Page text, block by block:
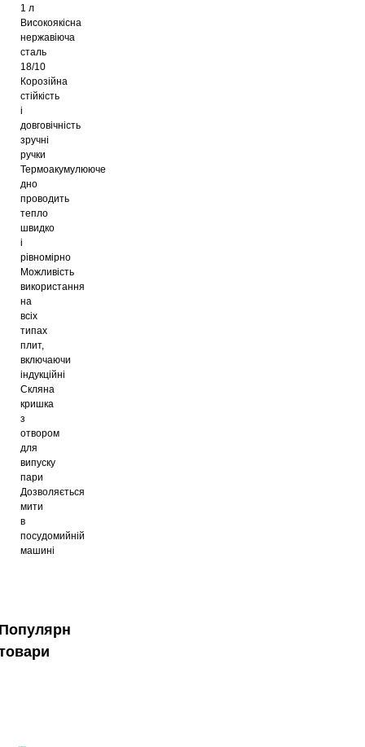
1 л
Високоякісна
нержавіюча
сталь
18/10
Корозійна
стійкість
і
довговічність
зручні
ручки
Термоакумулююче
дно
проводить
тепло
швидко
і
рівномірно
Можливість
використання
на
всіх
типах
плит,
включаючи
індукційні
Скляна
кришка
з
отвором
для
випуску
пари
Дозволяється
мити
в
посудомийній
машині